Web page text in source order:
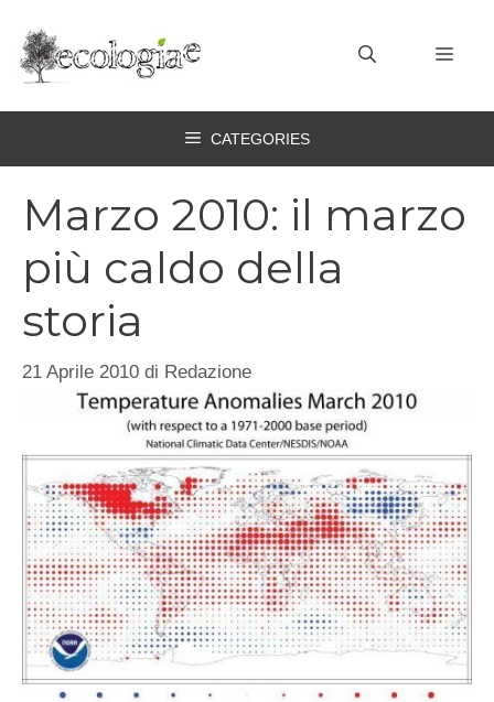
contenuto
CATEGORIES
Marzo 2010: il marzo
più caldo della
storia
21 Aprile 2010 di Redazione